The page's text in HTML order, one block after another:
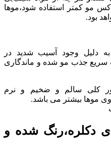
مو کمتر استفاده شود،موها
بود.
دلیل وجود آسیب شدید در
سریع جذب مو شده و ماندگاری
کلی سالم و ضخیم و نرم
موها بیشتر می باشد.
دکلره،رنگ شده و